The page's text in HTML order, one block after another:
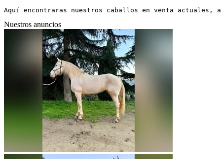
Aquí encontraras nuestros caballos en venta actuales,
Nuestros anuncios